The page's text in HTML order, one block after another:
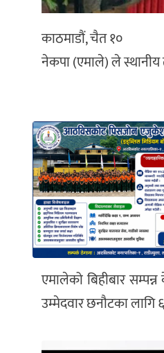
काठमाडौं, चैत १०
नेकपा (एमाले) ले स्थानीय
एमालेको बिहीबार
उम्मेदवार छनौटका लागि